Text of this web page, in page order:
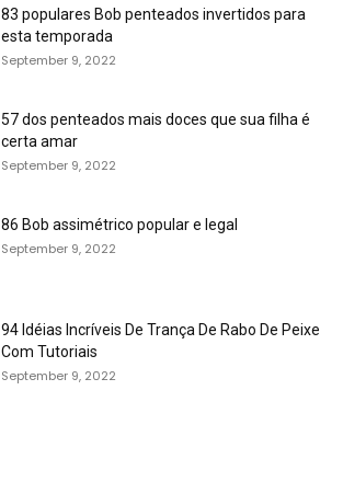
83 populares Bob penteados invertidos para
esta temporada
September 9, 2022
57 dos penteados mais doces que sua filha é
certa amar
September 9, 2022
86 Bob assimétrico popular e legal
September 9, 2022
94 Idéias Incríveis De Trança De Rabo De Peixe
Com Tutoriais
September 9, 2022